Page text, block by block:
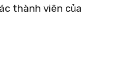
thành viên của